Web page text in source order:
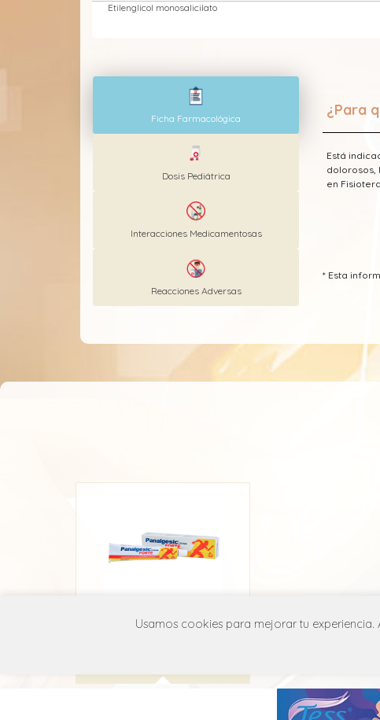
Etilenglicol monosalicilato
Ficha Farmacológica
Dosis Pediátrica
Interacciones Medicamentosas
Reacciones Adversas
¿Para
Está
dolorosos,
en
* Esta
Panalgesic
Usamos cookies para mejorar tu experiencia.